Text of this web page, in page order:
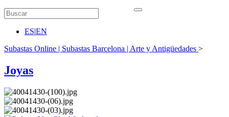
ES|EN
Subastas Online | Subastas Barcelona | Arte y Antigüedades >
Joyas